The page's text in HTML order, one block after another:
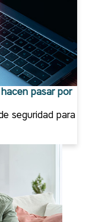
pasar por
seguridad para